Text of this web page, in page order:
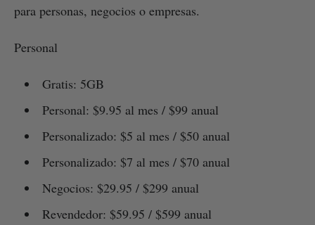
para personas, negocios o empresas.
Personal
Gratis: 5GB
Personal: $9.95 al mes / $99 anual
Personalizado: $5 al mes / $50 anual
Personalizado: $7 al mes / $70 anual
Negocios: $29.95 / $299 anual
Revendedor: $59.95 / $599 anual